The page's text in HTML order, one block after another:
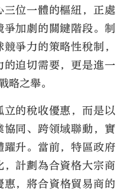
位一體的樞紐，正處
加劇的關鍵階段。制
爭力的策略性稅制，
迫切需要，更是進一
略之舉。
立的稅收優惠，而是以
同、跨領域聯動，實
升。當前，特區政府
計劃為合資格大宗商
，將合資格貿易商的